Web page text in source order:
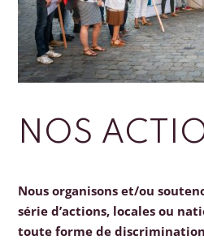
NOS
Nous organisons et/ou
série d’actions, locales ou
toute forme de